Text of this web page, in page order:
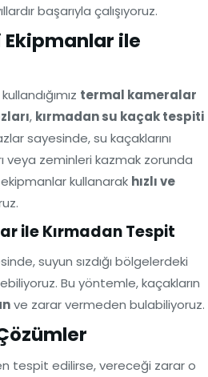
başarıyla çalışıyoruz.
Ekipmanlar ile
termal kameralar
, kırmadan su kaçak tespiti
sayesinde, su kaçaklarını
veya zeminleri kazmak zorunda
kullanarak hızlı ve
ile Kırmadan Tespit
suyun sızdığı bölgelerdeki
Bu yöntemle, kaçakların
ve zarar vermeden bulabiliyoruz.
tespit edilirse, vereceği zarar o